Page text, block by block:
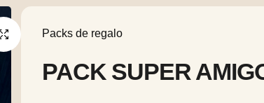
Packs de regalo
PACK SUPER